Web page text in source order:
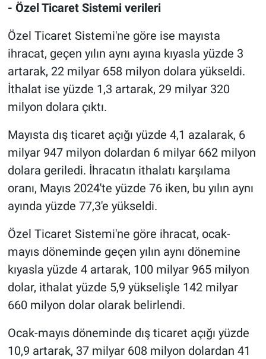
- Özel Ticaret Sistemi verileri
Özel Ticaret Sistemi'ne göre ise mayısta
ihracat, geçen yılın aynı ayına kıyasla yüzde 3
artarak, 22 milyar 658 milyon dolara yükseldi.
İthalat ise yüzde 1,3 artarak, 29 milyar 320
milyon dolara çıktı.
Mayısta dış ticaret açığı yüzde 4,1 azalarak, 6
milyar 947 milyon dolardan 6 milyar 662 milyon
dolara geriledi. İhracatın ithalatı karşılama
oranı, Mayıs 2024'te yüzde 76 iken, bu yılın aynı
ayında yüzde 77,3'e yükseldi.
Özel Ticaret Sistemi'ne göre ihracat, ocak-
mayıs döneminde geçen yılın aynı dönemine
kıyasla yüzde 4 artarak, 100 milyar 965 milyon
dolar, ithalat yüzde 5,9 yükselişle 142 milyar
660 milyon dolar olarak belirlendi.
Ocak-mayıs döneminde dış ticaret açığı yüzde
10,9 artarak, 37 milyar 608 milyon dolardan 41